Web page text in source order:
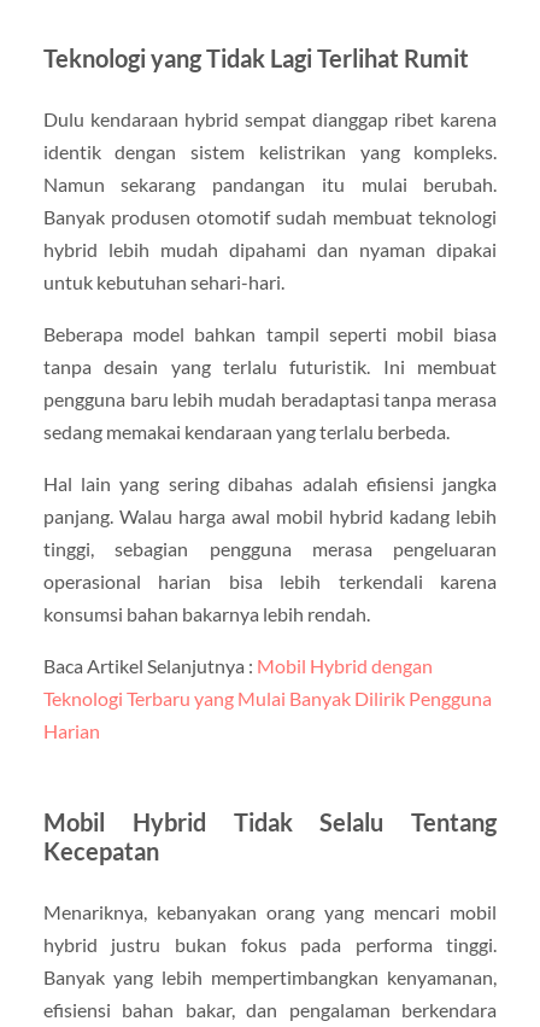
Teknologi yang Tidak Lagi Terlihat Rumit
Dulu kendaraan hybrid sempat dianggap ribet karena
identik dengan sistem kelistrikan yang kompleks.
Namun sekarang pandangan itu mulai berubah.
Banyak produsen otomotif sudah membuat teknologi
hybrid lebih mudah dipahami dan nyaman dipakai
untuk kebutuhan sehari-hari.
Beberapa model bahkan tampil seperti mobil biasa
tanpa desain yang terlalu futuristik. Ini membuat
pengguna baru lebih mudah beradaptasi tanpa merasa
sedang memakai kendaraan yang terlalu berbeda.
Hal lain yang sering dibahas adalah efisiensi jangka
panjang. Walau harga awal mobil hybrid kadang lebih
tinggi, sebagian pengguna merasa pengeluaran
operasional harian bisa lebih terkendali karena
konsumsi bahan bakarnya lebih rendah.
Baca Artikel Selanjutnya : Mobil Hybrid dengan
Teknologi Terbaru yang Mulai Banyak Dilirik Pengguna
Harian
Mobil Hybrid Tidak Selalu Tentang
Kecepatan
Menariknya, kebanyakan orang yang mencari mobil
hybrid justru bukan fokus pada performa tinggi.
Banyak yang lebih mempertimbangkan kenyamanan,
efisiensi bahan bakar, dan pengalaman berkendara